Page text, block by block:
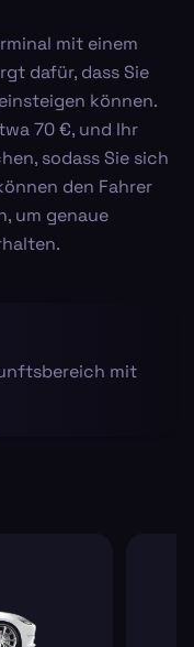
mit einem
dafür, dass Sie
können.
70 €, und Ihr
sodass Sie sich
den Fahrer
um genaue
mit